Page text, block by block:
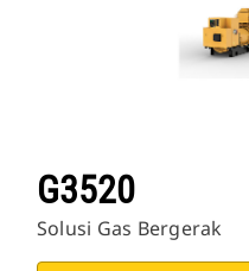
G3520
Solusi Gas Bergerak